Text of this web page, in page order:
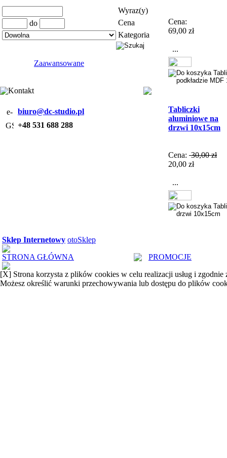
Wyraz(y)
do
Cena
Kategoria
Zaawansowane
Kontakt
biuro@dc-studio.pl
+48 531 688 288
Cena:
69,00 zł
...
Tabliczki
aluminiowe na
drzwi 10x15cm
Cena: 30,00 zł
20,00 zł
...
Sklep Internetowy otoSklep
STRONA GŁÓWNA
PROMOCJE
[X] Strona korzysta z plików cookies w celu realizacji usług i zgodnie
Możesz określić warunki przechowywania lub dostępu do plików